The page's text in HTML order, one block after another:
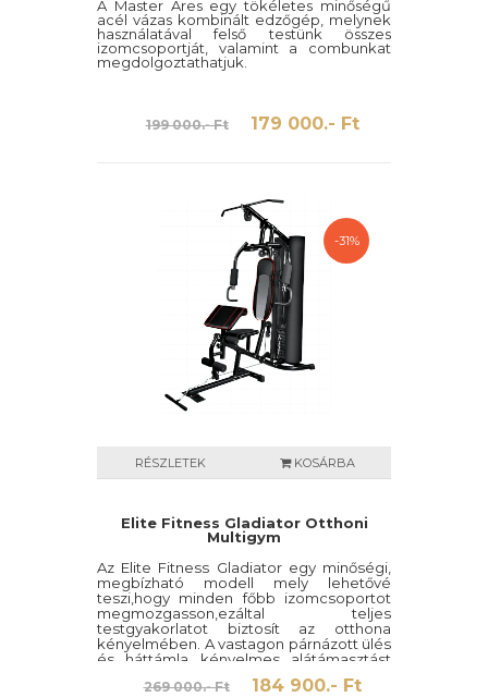
A Master Ares egy tökéletes minőségű
acél vázas kombinált edzőgép, melynek
használatával felső testünk összes
izomcsoportját, valamint a combunkat
megdolgoztathatjuk.
199 000.- Ft 179 000.- Ft
-31%
RÉSZLETEK KOSÁRBA
Elite Fitness Gladiator Otthoni
Multigym
Az Elite Fitness Gladiator egy minőségi,
megbízható modell mely lehetővé
teszi,hogy minden főbb izomcsoportot
megmozgasson,ezáltal teljes
testgyakorlatot biztosít az otthona
kényelmében. A vastagon párnázott ülés
és háttámla kényelmes alátámasztást
269 000.- Ft 184 900.- Ft